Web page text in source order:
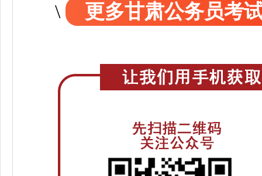
更多甘肃公务员考